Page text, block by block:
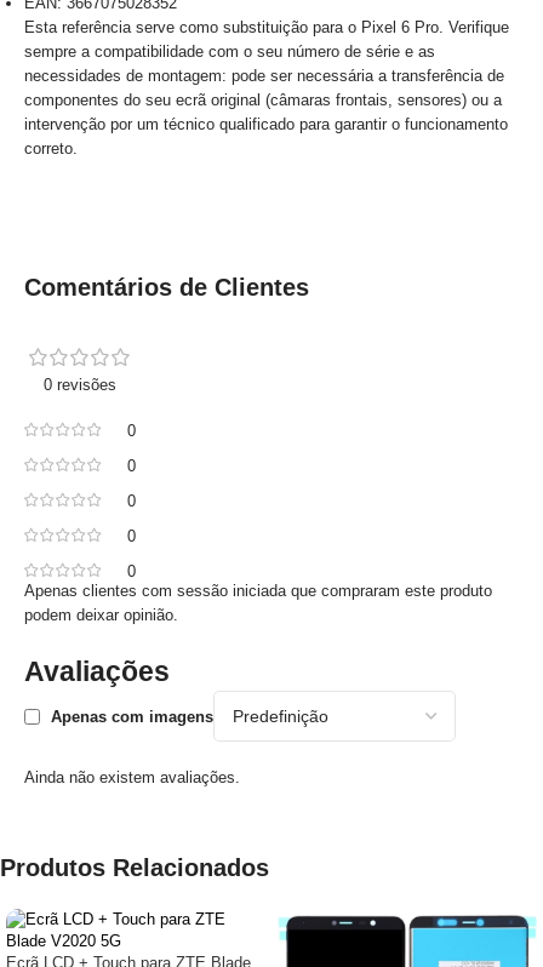
Esta referência serve como substituição para o Pixel 6 Pro. Verifique
sempre a compatibilidade com o seu número de série e as
necessidades de montagem: pode ser necessária a transferência de
componentes do seu ecrã original (câmaras frontais, sensores) ou a
intervenção por um técnico qualificado para garantir o funcionamento
correto.
Comentários de Clientes
0 revisões
0
0
0
0
0
Avaliações
Apenas com imagens
Ainda não existem avaliações.
Apenas clientes com sessão iniciada que compraram este produto
podem deixar opinião.
Produtos Relacionados
Ecrã LCD + Touch para ZTE Blade